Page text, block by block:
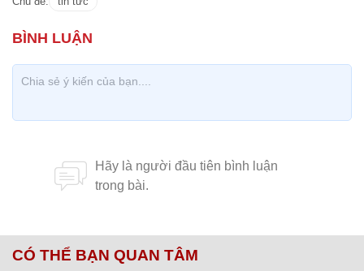
CÓ THỂ BẠN QUAN TÂM